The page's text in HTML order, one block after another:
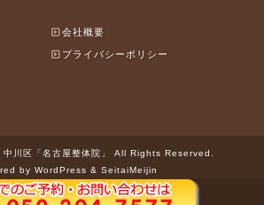
会社概要
プライバシーポリシー
川区「名古屋整体院」 All Rights Reserved.
by WordPress & SeitaiMeijin